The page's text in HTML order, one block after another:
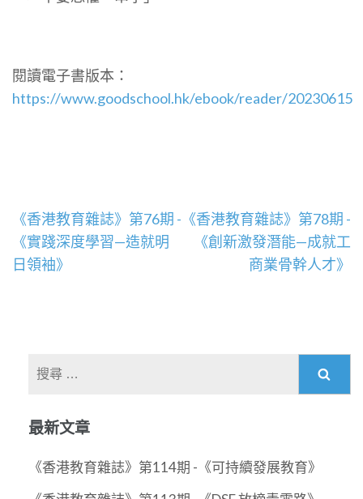
閱讀電子書版本：
https://www.goodschool.hk/ebook/reader/20230615
文
章
導
《香港教育雜誌》第76期 -
《實踐深度學習—造就明
日領袖》
《香港教育雜誌》第78期 -
《創新激發潛能—成就工
商業骨幹人才》
最新文章
《香港教育雜誌》第114期 -《可持續發展教育》